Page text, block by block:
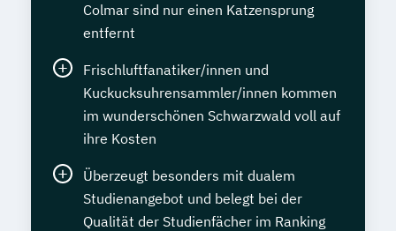
Colmar sind nur einen Katzensprung
entfernt
Frischluftfanatiker/innen und
Kuckucksuhrensammler/innen kommen
im wunderschönen Schwarzwald voll auf
ihre Kosten
Überzeugt besonders mit dualem
Studienangebot und belegt bei der
Qualität der Studienfächer im Ranking